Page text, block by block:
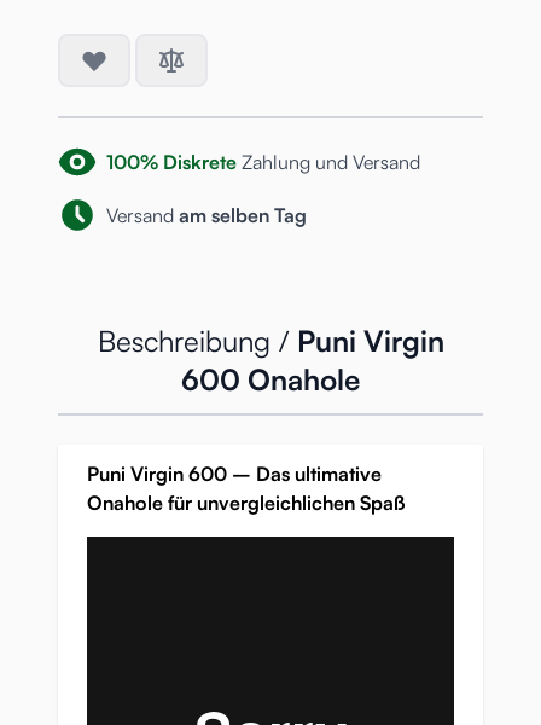
100% Diskrete Zahlung und Versand
Versand am selben Tag
Beschreibung / Puni Virgin
600 Onahole
Puni Virgin 600 – Das ultimative
Onahole für unvergleichlichen Spaß